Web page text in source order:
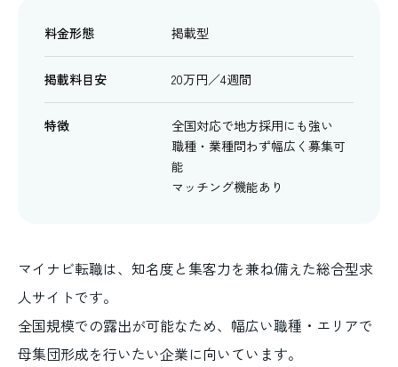
料金形態 掲載型
掲載料目安 20万円／4週間
特徴
全国対応で地方採用にも強い
職種・業種問わず幅広く募集可
能
マッチング機能あり
マイナビ転職は、知名度と集客力を兼ね備えた総合型求
人サイトです。
全国規模での露出が可能なため、幅広い職種・エリアで
母集団形成を行いたい企業に向いています。